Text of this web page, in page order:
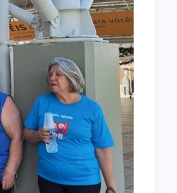
DE AULAS
29 de julho de 2026